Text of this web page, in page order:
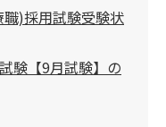
)採用試験受験状
験【9月試験】の